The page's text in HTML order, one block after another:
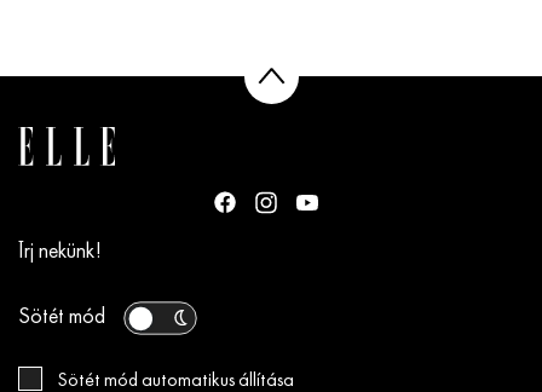
Írj nekünk!
Sötét mód
Sötét mód automatikus állítása